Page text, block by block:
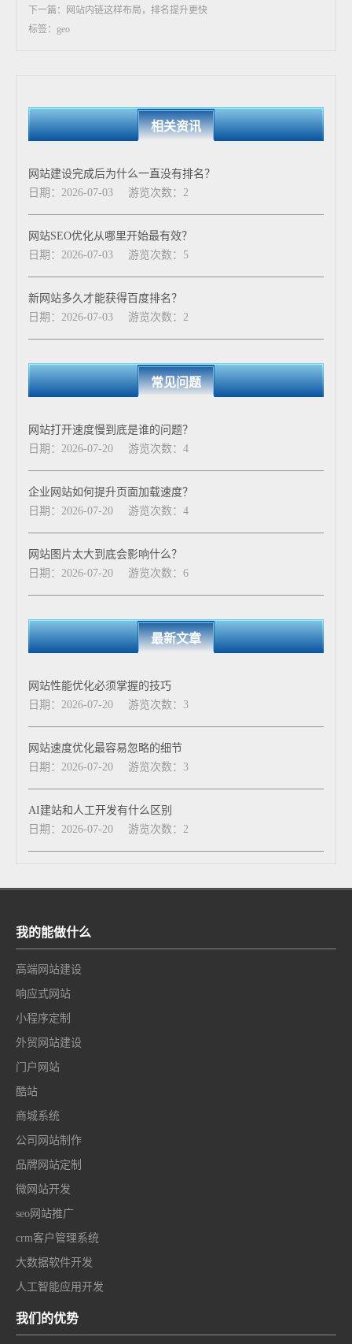
下一篇：网站内链这样布局，排名提升更快
标签：geo
相关资讯
网站建设完成后为什么一直没有排名？
日期：2026-07-03
游览次数：2
网站SEO优化从哪里开始最有效？
日期：2026-07-03
游览次数：5
新网站多久才能获得百度排名？
日期：2026-07-03
游览次数：2
常见问题
网站打开速度慢到底是谁的问题？
日期：2026-07-20
游览次数：4
企业网站如何提升页面加载速度？
日期：2026-07-20
游览次数：4
网站图片太大到底会影响什么？
日期：2026-07-20
游览次数：6
最新文章
网站性能优化必须掌握的技巧
日期：2026-07-20
游览次数：3
网站速度优化最容易忽略的细节
日期：2026-07-20
游览次数：3
AI建站和人工开发有什么区别
日期：2026-07-20
游览次数：2
我的能做什么
高端网站建设
响应式网站
小程序定制
外贸网站建设
门户网站
酷站
商城系统
公司网站制作
品牌网站定制
微网站开发
seo网站推广
crm客户管理系统
大数据软件开发
人工智能应用开发
我们的优势